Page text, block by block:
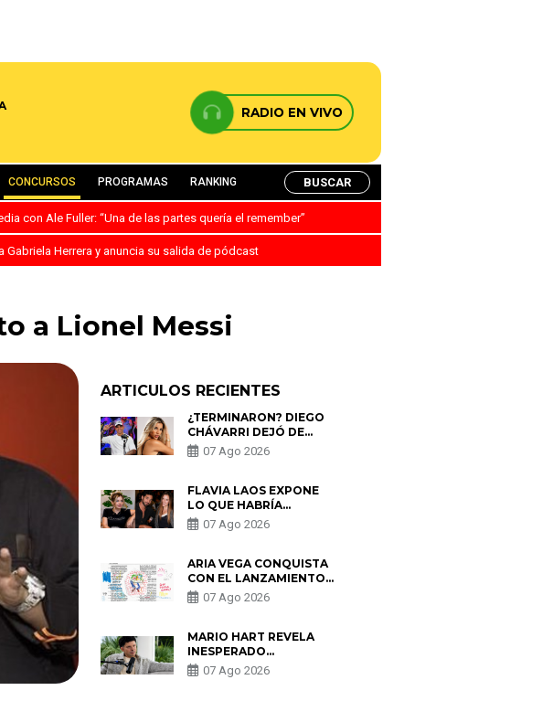
RADIO EN VIVO
CONCURSOS PROGRAMAS RANKING BUSCAR
con Ale Fuller: “Una de las partes quería el remember”
Gabriela Herrera y anuncia su salida de pódcast
a Lionel Messi
ARTICULOS RECIENTES
¿TERMINARON? DIEGO
CHÁVARRI DEJÓ DE
SEGUIR A GABRIELA
HERRERA Y ANUNCIA SU
07 Ago 2026
FLAVIA LAOS EXPONE
LO QUE HABRÍA
BUSCADO PABLO
HEREDIA CON ALE
PARTES QUERÍA EL
REMEMBER”
07 Ago 2026
ARIA VEGA CONQUISTA
CON EL LANZAMIENTO
DE “TOTOTO (+4)”
07 Ago 2026
MARIO HART REVELA
INESPERADO
PROBLEMA DE SALUD
ANTES DE SEPARARSE
07 Ago 2026